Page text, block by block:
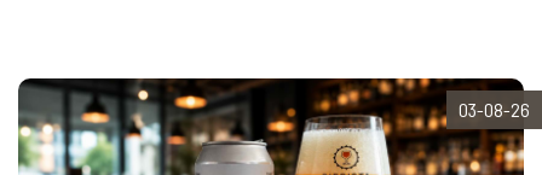
03-08-26